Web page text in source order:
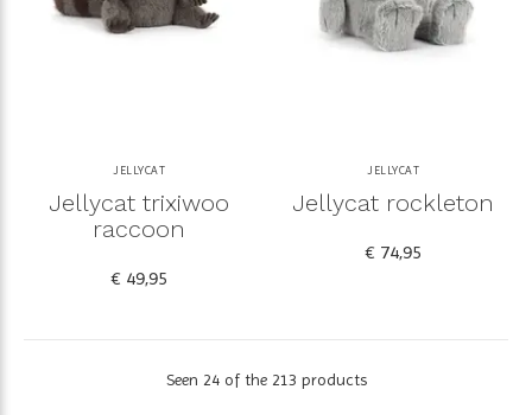
JELLYCAT
Jellycat trixiwoo
raccoon
€ 49,95
JELLYCAT
Jellycat rockleton
€ 74,95
Seen 24 of the 213 products